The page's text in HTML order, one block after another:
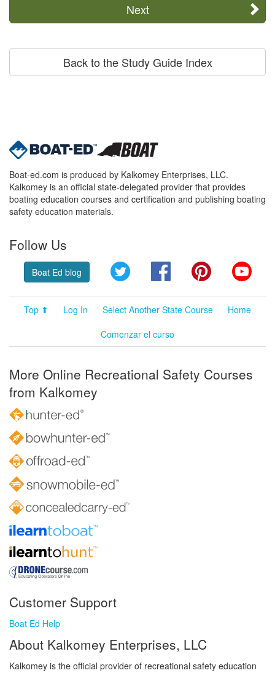
Next
Back to the Study Guide Index
Boat-ed.com is produced by Kalkomey Enterprises, LLC.
Kalkomey is an official state-delegated provider that provides
boating education courses and certification and publishing boating
safety education materials.
Follow Us
Boat Ed blog Twitter FacebookPinterest
Top ⬆ Log In Select Another State Course
Home
Comenzar el curso
More Online Recreational Safety Courses
from Kalkomey
Customer Support
Boat Ed Help
About Kalkomey Enterprises, LLC
Kalkomey is the official provider of recreational safety education